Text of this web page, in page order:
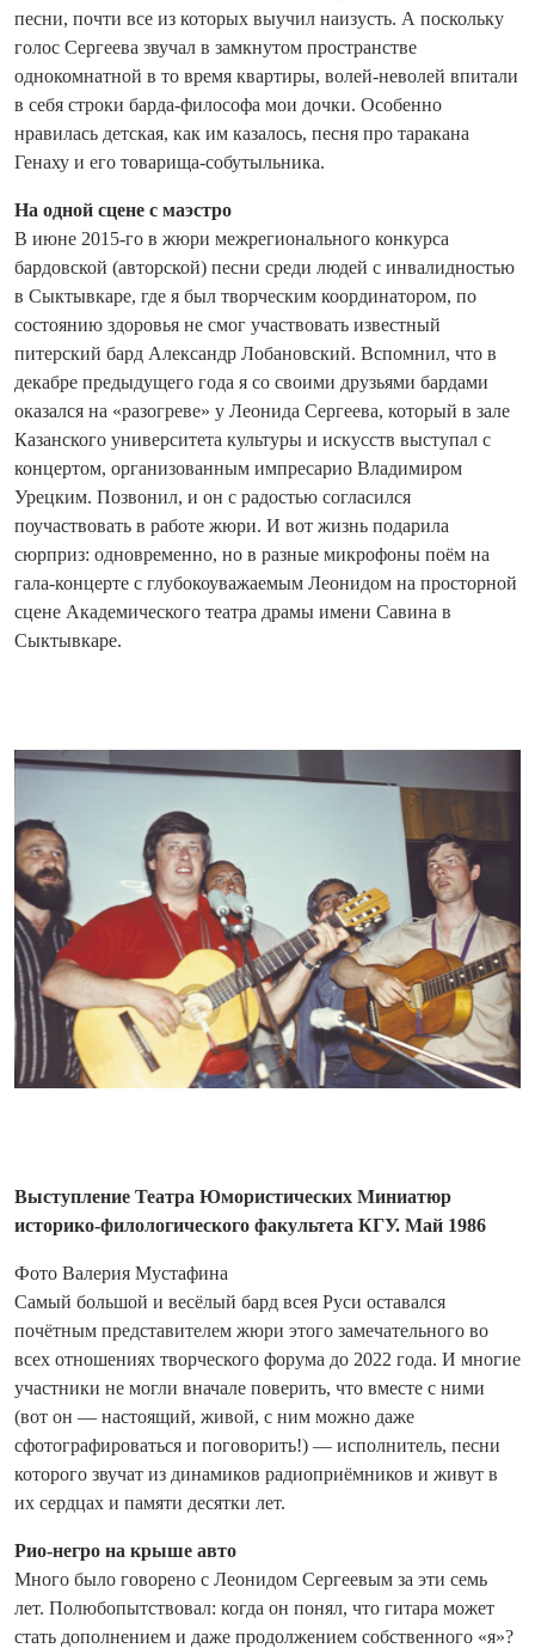
песни, почти все из которых выучил наизусть. А поскольку
голос Сергеева звучал в замкнутом пространстве
однокомнатной в то время квартиры, волей-неволей впитали
в себя строки барда-философа мои дочки. Особенно
нравилась детская, как им казалось, песня про таракана
Генаху и его товарища-собутыльника.
На одной сцене с маэстро
В июне 2015-го в жюри межрегионального конкурса
бардовской (авторской) песни среди людей с инвалидностью
в Сыктывкаре, где я был творческим координатором, по
состоянию здоровья не смог участвовать известный
питерский бард Александр Лобановский. Вспомнил, что в
декабре предыдущего года я со своими друзь­ями бардами
оказался на «разогреве» у Леонида Сергеева, который в зале
Казанского университета культуры и искусств выступал с
концертом, организованным импресарио Владимиром
Урецким. Позвонил, и он с радостью согласился
поучаствовать в работе жюри. И вот жизнь подарила
сюрприз: одновременно, но в разные микрофоны поём на
гала-концерте с глубокоуважаемым Леонидом на просторной
сцене Академического театра драмы имени Савина в
Сыктывкаре.
Выступление Театра Юмористических Миниатюр
историко-филологического факультета КГУ. Май 1986
Фото Валерия Мустафина
Самый большой и весёлый бард всея Руси оставался
почётным представителем жюри этого замечательного во
всех отношениях творческого форума до 2022 года. И многие
участники не могли вначале поверить, что вместе с ними
(вот он — настоящий, живой, с ним можно даже
сфотографироваться и поговорить!) — исполнитель, песни
которого звучат из динамиков радиоприёмников и живут в
их сердцах и памяти десятки лет.
Рио-негро на крыше авто
Много было говорено с Лео­нидом Сергеевым за эти семь
лет. Полюбопытствовал: когда он понял, что гитара может
стать дополнением и даже продолжением собственного «я»?